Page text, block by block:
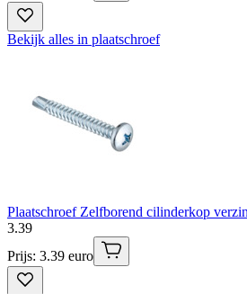
Bekijk alles in plaatschroef
Plaatschroef Zelfborend cilinderkop
3.39
Prijs: 3.39 euro